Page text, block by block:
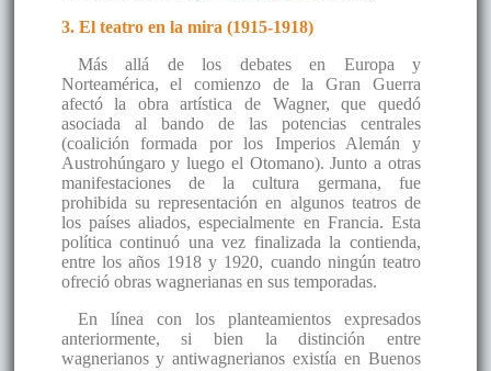
3. El teatro en la mira (1915-1918)
Más allá de los debates en Europa y
Norteamérica, el comienzo de la Gran Guerra
afectó la obra artística de Wagner, que quedó
asociada al bando de las potencias centrales
(coalición formada por los Imperios Alemán y
Austrohúngaro y luego el Otomano). Junto a otras
manifestaciones de la cultura germana, fue
prohibida su representación en algunos teatros de
los países aliados, especialmente en Francia. Esta
política continuó una vez finalizada la contienda,
entre los años 1918 y 1920, cuando ningún teatro
ofreció obras wagnerianas en sus temporadas.
En línea con los planteamientos expresados
anteriormente, si bien la distinción entre
wagnerianos y antiwagnerianos existía en Buenos